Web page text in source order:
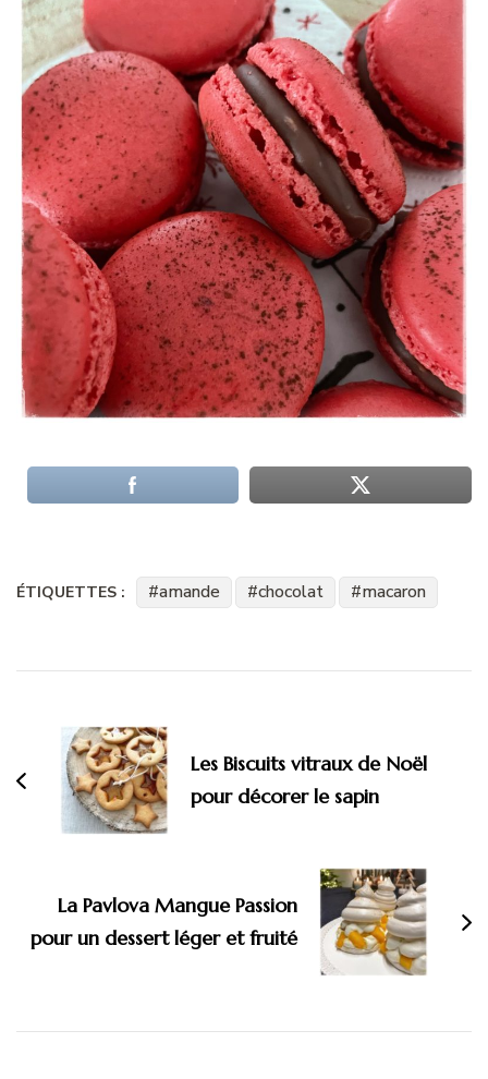
ÉTIQUETTES : amande chocolat macaron
d'article
Les Biscuits vitraux de Noël
pour décorer le sapin
La Pavlova Mangue Passion
pour un dessert léger et fruité